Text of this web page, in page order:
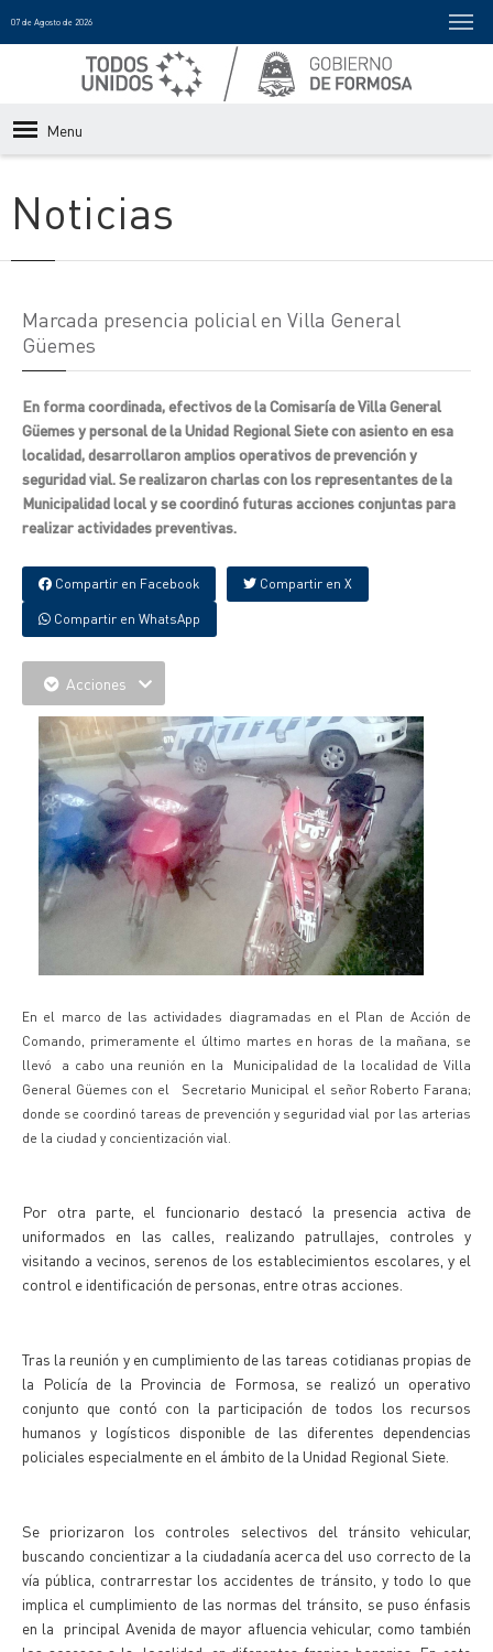
07 de Agosto de 2026
Menu
Noticias
Marcada presencia policial en Villa General
Güemes
En forma coordinada, efectivos de la Comisaría de Villa General
Güemes y personal de la Unidad Regional Siete con asiento en esa
localidad, desarrollaron amplios operativos de prevención y
seguridad vial. Se realizaron charlas con los representantes de la
Municipalidad local y se coordinó futuras acciones conjuntas para
realizar actividades preventivas.
Compartir en Facebook Compartir en X
Compartir en WhatsApp
Acciones
En el marco de las actividades diagramadas en el Plan de Acción de
Comando, primeramente el último martes en horas de la mañana, se
llevó a cabo una reunión en la Municipalidad de la localidad de Villa
General Güemes con el Secretario Municipal el señor Roberto Farana;
donde se coordinó tareas de prevención y seguridad vial por las arterias
de la ciudad y concientización vial.
Por otra parte, el funcionario destacó la presencia activa de
uniformados en las calles, realizando patrullajes, controles y
visitando a vecinos, serenos de los establecimientos escolares, y el
control e identificación de personas, entre otras acciones.
Tras la reunión y en cumplimiento de las tareas cotidianas propias de
la Policía de la Provincia de Formosa, se realizó un operativo
conjunto que contó con la participación de todos los recursos
humanos y logísticos disponible de las diferentes dependencias
policiales especialmente en el ámbito de la Unidad Regional Siete.
Se priorizaron los controles selectivos del tránsito vehicular,
buscando concientizar a la ciudadanía acerca del uso correcto de la
vía pública, contrarrestar los accidentes de tránsito, y todo lo que
implica el cumplimiento de las normas del tránsito, se puso énfasis
en la principal Avenida de mayor afluencia vehicular, como también